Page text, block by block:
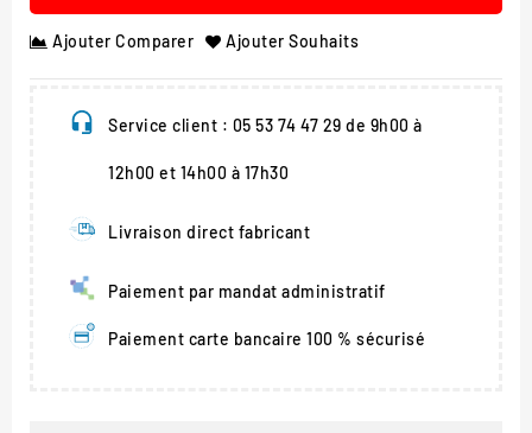
Ajouter Comparer Ajouter Souhaits
Service client : 05 53 74 47 29 de 9h00 à
12h00 et 14h00 à 17h30
Livraison direct fabricant
Paiement par mandat administratif
Paiement carte bancaire 100 % sécurisé